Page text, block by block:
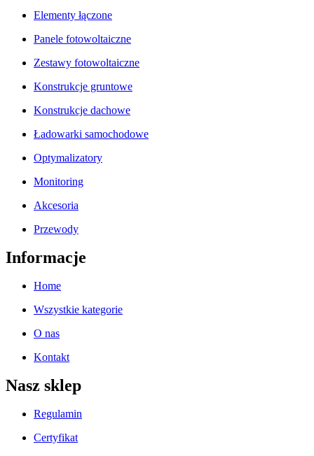
Elementy łączone
Panele fotowoltaiczne
Zestawy fotowoltaiczne
Konstrukcje gruntowe
Konstrukcje dachowe
Ładowarki samochodowe
Optymalizatory
Monitoring
Akcesoria
Przewody
Informacje
Home
Wszystkie kategorie
O nas
Kontakt
Nasz sklep
Regulamin
Certyfikat